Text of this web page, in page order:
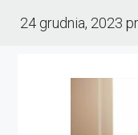
24 grudnia, 2023